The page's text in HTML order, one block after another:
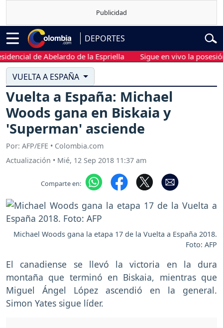
DEPORTES
de Abelardo de la Espriella Sigue en vivo la posesión
VUELTA A ESPAÑA
Vuelta a España: Michael
Woods gana en Biskaia y
'Superman' asciende
Por: AFP/EFE • Colombia.com
Actualización • Mié, 12 Sep 2018 11:37 am
Comparte en:
Michael Woods gana la etapa 17 de la Vuelta a España 2018.
Foto: AFP
El canadiense se llevó la victoria en la dura
montaña que terminó en Biskaia, mientras que
Miguel Ángel López ascendió en la general.
Simon Yates sigue líder.